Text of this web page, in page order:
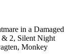
in a Damaged
& 2, Silent Night
Monkey